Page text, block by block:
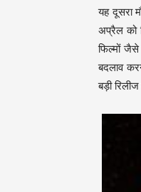
यह दूसरा
अप्रैल को
फिल्मों
बदलाव
बड़ी